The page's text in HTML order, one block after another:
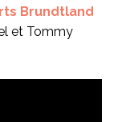
Brundtland
et Tommy